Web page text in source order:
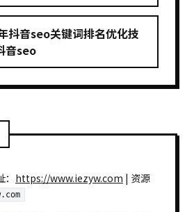
抖音seo关键词排名优化技
音seo
https://www.iezyw.com | 资源